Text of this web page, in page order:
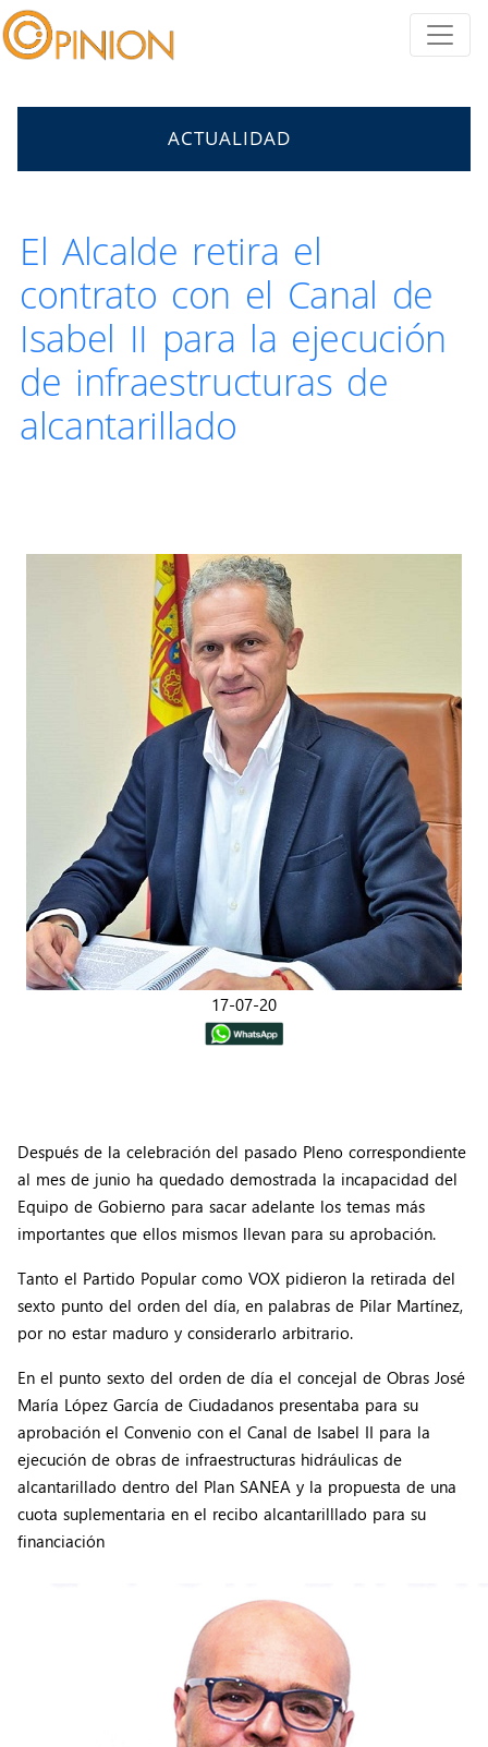
ACTUALIDAD
El Alcalde retira el
contrato con el Canal de
Isabel II para la ejecución
de infraestructuras de
alcantarillado
17-07-20
Después de la celebración del pasado Pleno correspondiente
al mes de junio ha quedado demostrada la incapacidad del
Equipo de Gobierno para sacar adelante los temas más
importantes que ellos mismos llevan para su aprobación.
Tanto el Partido Popular como VOX pidieron la retirada del
sexto punto del orden del día, en palabras de Pilar Martínez,
por no estar maduro y considerarlo arbitrario.
En el punto sexto del orden de día el concejal de Obras José
María López García de Ciudadanos presentaba para su
aprobación el Convenio con el Canal de Isabel II para la
ejecución de obras de infraestructuras hidráulicas de
alcantarillado dentro del Plan SANEA y la propuesta de una
cuota suplementaria en el recibo alcantarilllado para su
financiación